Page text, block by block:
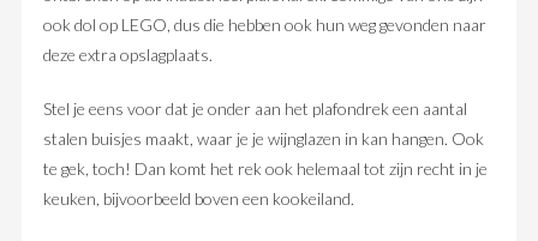
ook dol op LEGO, dus die hebben ook hun weg gevonden naar
deze extra opslagplaats.
Stel je eens voor dat je onder aan het plafondrek een aantal
stalen buisjes maakt, waar je je wijnglazen in kan hangen. Ook
te gek, toch! Dan komt het rek ook helemaal tot zijn recht in je
keuken, bijvoorbeeld boven een kookeiland.